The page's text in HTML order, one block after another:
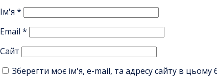
Ім'я *
Email *
Сайт
Зберегти моє ім'я, e-mail, та адресу сайту в